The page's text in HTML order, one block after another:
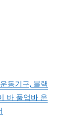
동기구, 블랙
바 풀업바 운